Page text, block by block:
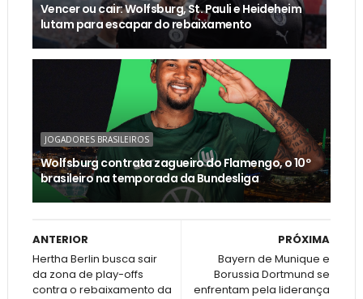
Vencer ou cair: Wolfsburg, St. Pauli e Heideheim
lutam para escapar do rebaixamento
JOGADORES BRASILEIROS
Wolfsburg contrata zagueiro do Flamengo, o 10º
brasileiro na temporada da Bundesliga
PRÓXIMA
Bayern de Munique e
Borussia Dortmund se
enfrentam pela liderança
ANTERIOR
Hertha Berlin busca sair
da zona de play-offs
contra o rebaixamento da